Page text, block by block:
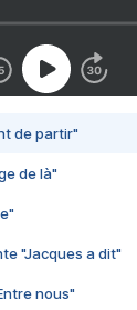
de partir"
de là"
"Jacques a dit"
nous"